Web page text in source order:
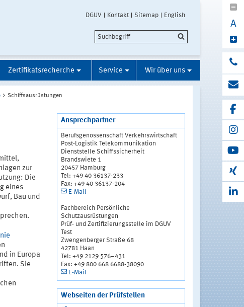
DGUV Kontakt Sitemap English
A
Zertifikatsrecherche Service Wir über uns
Schiffsausrüstungen
zur
Die
eines
Bau und
in Europa
Sie
Ansprechpartner
Berufsgenossenschaft Verkehrswirtschaft
Post-Logistik Telekommunikation
Dienststelle Schiffssicherheit
Brandswiete 1
20457 Hamburg
Tel: +49 40 36137-233
Fax: +49 40 36137-204
E-Mail
Fachbereich Persönliche
Schutzausrüstungen
Prüf- und Zertifizierungsstelle im DGUV
Test
Zwengenberger Straße 68
42781 Haan
Tel: +49 2129 576–431
Fax: +49 800 668 6688-38090
E-Mail
Webseiten der Prüfstellen